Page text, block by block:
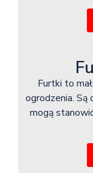
Furtki to
ogrodzenia.
mogą